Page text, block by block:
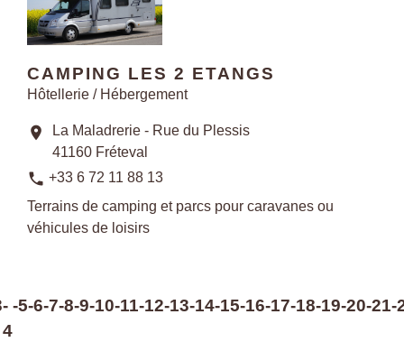
CAMPING LES 2 ETANGS
Hôtellerie / Hébergement
location_on
La Maladrerie - Rue du Plessis
41160 Fréteval
phone +33 6 72 11 88 13
Terrains de camping et parcs pour caravanes ou
véhicules de loisirs
-
4
-5-6-7-8-9-10-11-12-13-14-15-16-17-18-19-20-21-